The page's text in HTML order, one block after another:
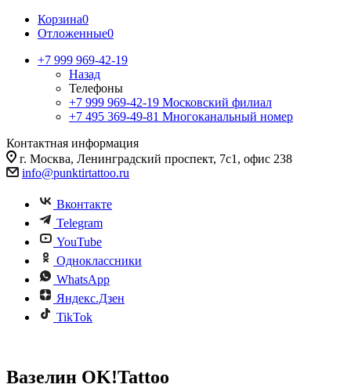
Корзина0
Отложенные0
+7 999 969-42-19
Назад
Телефоны
+7 999 969-42-19 Московский филиал
+7 495 369-49-81 Многоканальный номер
Контактная информация
г. Москва, Ленинградский проспект, 7с1, офис 238
info@punktirtattoo.ru
Вконтакте
Telegram
YouTube
Одноклассники
WhatsApp
Яндекс.Дзен
TikTok
Вазелин OK!Tattoo